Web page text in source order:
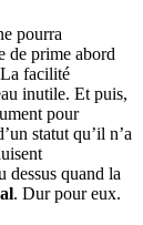
pourra
de prime abord
facilité
inutile. Et puis,
pour
statut qu’il n’a
dessus quand la
. Dur pour eux.